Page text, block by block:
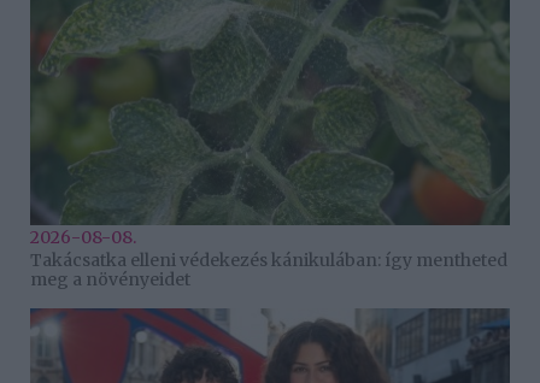
2026-08-08.
Takácsatka elleni védekezés kánikulában: így mentheted
meg a növényeidet